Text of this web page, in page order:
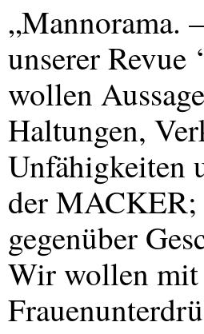
„Mannorama.
unserer Revue
wollen
Haltungen,
Unfähigkeiten
derMACKER
gegenüber
Wir wollen mit